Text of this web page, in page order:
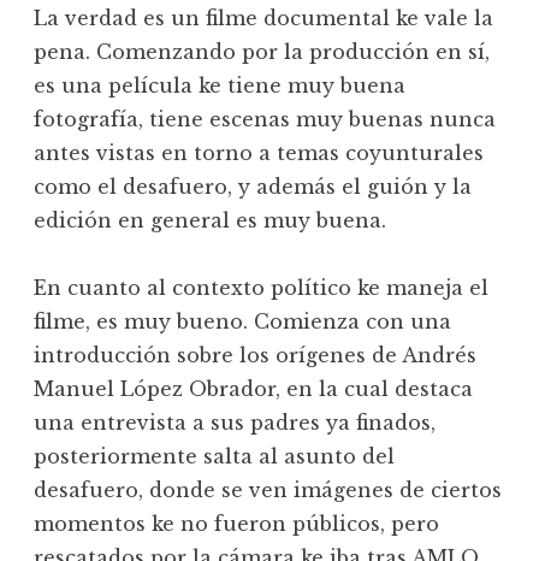
La verdad es un filme documental ke vale la
pena. Comenzando por la producción en sí,
es una película ke tiene muy buena
fotografía, tiene escenas muy buenas nunca
antes vistas en torno a temas coyunturales
como el desafuero, y además el guión y la
edición en general es muy buena.
En cuanto al contexto político ke maneja el
filme, es muy bueno. Comienza con una
introducción sobre los orígenes de Andrés
Manuel López Obrador, en la cual destaca
una entrevista a sus padres ya finados,
posteriormente salta al asunto del
desafuero, donde se ven imágenes de ciertos
momentos ke no fueron públicos, pero